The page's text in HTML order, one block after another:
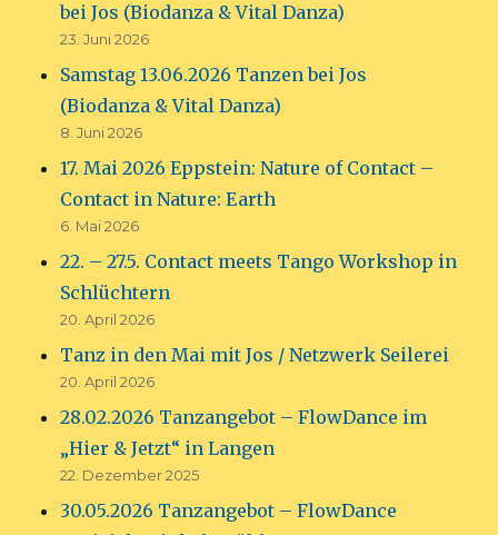
bei Jos (Biodanza & Vital Danza)
23. Juni 2026
Samstag 13.06.2026 Tanzen bei Jos
(Biodanza & Vital Danza)
8. Juni 2026
17. Mai 2026 Eppstein: Nature of Contact –
Contact in Nature: Earth
6. Mai 2026
22. – 27.5. Contact meets Tango Workshop in
Schlüchtern
20. April 2026
Tanz in den Mai mit Jos / Netzwerk Seilerei
20. April 2026
28.02.2026 Tanzangebot – FlowDance im
„Hier & Jetzt“ in Langen
22. Dezember 2025
30.05.2026 Tanzangebot – FlowDance